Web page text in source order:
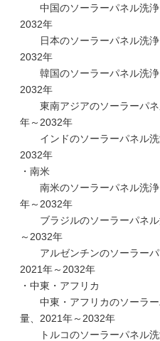
中国のソーラーパネル洗浄
2032年
日本のソーラーパネル洗浄
2032年
韓国のソーラーパネル洗浄
2032年
東南アジアのソーラーパネ
年～2032年
インドのソーラーパネル洗
2032年
・南米
南米のソーラーパネル洗浄
年～2032年
ブラジルのソーラーパネル
～2032年
アルゼンチンのソーラーパ
2021年～2032年
・中東・アフリカ
中東・アフリカのソーラー
量、2021年～2032年
トルコのソーラーパネル洗